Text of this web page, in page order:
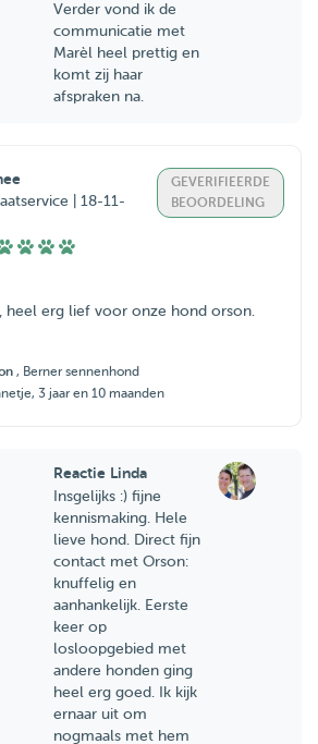
Verder vond ik de
communicatie met
Marèl heel prettig en
komt zij haar
afspraken na.
| 18-11-
GEVERIFIEERDE
BEOORDELING
heel erg lief voor onze hond orson.
, Berner sennenhond
3 jaar en 10 maanden
Reactie Linda
Insgelijks :) fijne
kennismaking. Hele
lieve hond. Direct fijn
contact met Orson:
knuffelig en
aanhankelijk. Eerste
keer op
losloopgebied met
andere honden ging
heel erg goed. Ik kijk
ernaar uit om
nogmaals met hem